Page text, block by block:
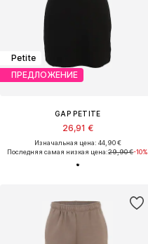
Petite
ПРЕДЛОЖЕНИЕ
GAP PETITE
26,91 €
Изначальная цена: 44,90 €
Последняя самая низкая цена:29,90 €-10%